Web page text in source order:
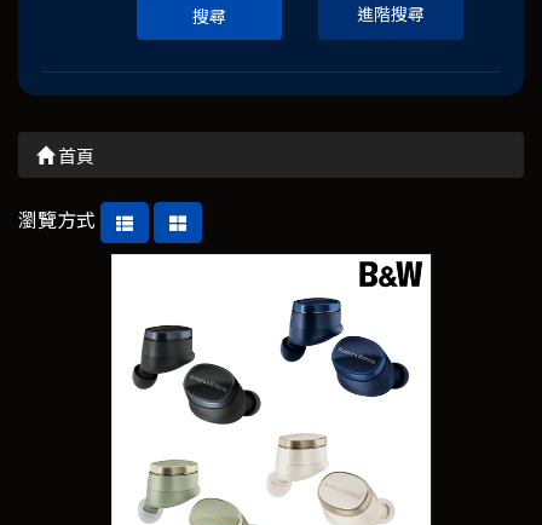
進階搜尋
搜尋
首頁
瀏覽方式